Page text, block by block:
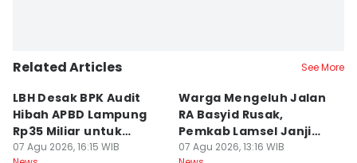
Related Articles See More
LBH Desak BPK Audit
Hibah APBD Lampung
Rp35 Miliar untuk
Kejaksaan
07 Agu 2026, 16:15 WIB
Warga Mengeluh Jalan
RA Basyid Rusak,
Pemkab Lamsel Janji
Segera Perbaiki
07 Agu 2026, 13:16 WIB